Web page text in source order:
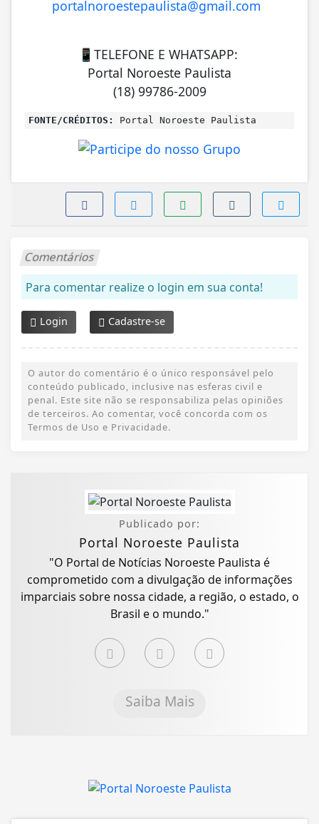
portalnoroestepaulista@gmail.com
📱TELEFONE E WHATSAPP:
Portal Noroeste Paulista
(18) 99786-2009
FONTE/CRÉDITOS: Portal Noroeste Paulista
Comentários
Para comentar realize o login em sua conta!
Login Cadastre-se
O autor do comentário é o único responsável pelo
conteúdo publicado, inclusive nas esferas civil e
penal. Este site não se responsabiliza pelas opiniões
de terceiros. Ao comentar, você concorda com os
Termos de Uso e Privacidade.
Publicado por:
Portal Noroeste Paulista
"O Portal de Notícias Noroeste Paulista é
comprometido com a divulgação de informações
imparciais sobre nossa cidade, a região, o estado, o
Brasil e o mundo."
Saiba Mais